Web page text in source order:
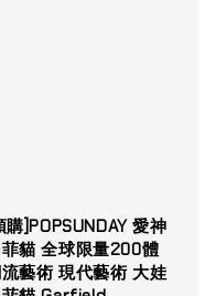
購]POPSUNDAY 愛神
貓 全球限量200體
藝術 現代藝術 大娃